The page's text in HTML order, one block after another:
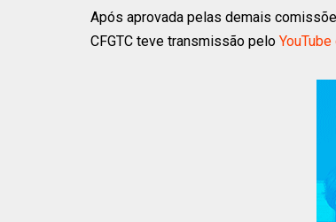
Após aprovada pelas demais
CFGTC teve transmissão pelo